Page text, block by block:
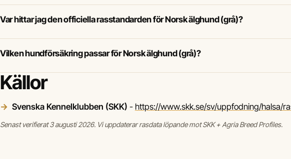
Var hittar jag den officiella rasstandarden för Norsk älghund (grå)?
Vilken hundförsäkring passar för Norsk älghund (grå)?
Källor
Svenska Kennelklubben (SKK) - https://www.skk.se/sv/uppfodning/halsa/
Senast verifierat 3 augusti 2026. Vi uppdaterar rasdata löpande mot SKK + Agria Breed Profiles.